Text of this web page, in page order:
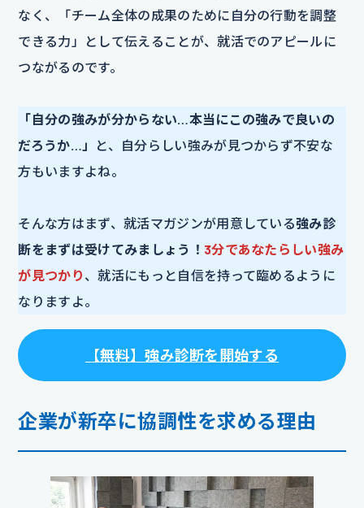
なく、「チーム全体の成果のために自分の行動を調整
できる力」として伝えることが、就活でのアピールに
つながるのです。
「自分の強みが分からない…本当にこの強みで良いの
だろうか…」
と、自分らしい強みが見つからず不安な
方もいますよね。
そんな方はまず、就活マガジンが用意している強み診
断をまずは受けてみましょう！ 3分であなたらしい強み
が見つかり 、就活にもっと自信を持って臨めるように
なりますよ。
【無料】強み診断を開始する
企業が新卒に協調性を求める理由